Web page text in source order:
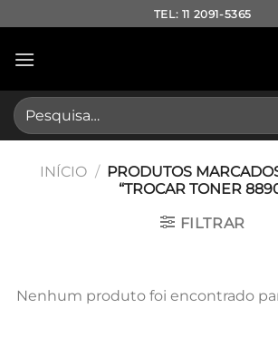
to
content
TEL: 11 2091-5365
Pesquisar
por:
INÍCIO / PRODUTOS
“TROCAR TONER
FILTRAR
Nenhum produto foi encontrado